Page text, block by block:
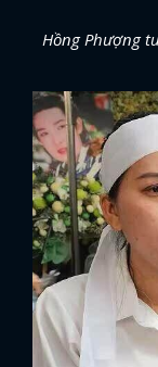
Hồng Phượng